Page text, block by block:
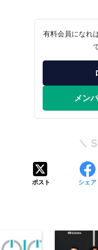
有料会員になれ
メン
ポスト シェア